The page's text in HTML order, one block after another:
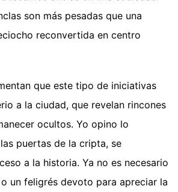
son más pesadas que una
reconvertida en centro
que este tipo de iniciativas
a la ciudad, que revelan rincones
ocultos. Yo opino lo
puertas de la cripta, se
a la historia. Ya no es necesario
un feligrés devoto para apreciar la